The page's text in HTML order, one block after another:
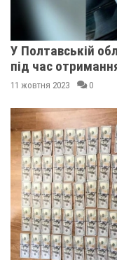
У Полтавській
під час
11 жовтня 2023 0